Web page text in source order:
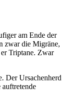
am Ende der
zwar die Migräne,
Triptane. Zwar
Der Ursachenherd